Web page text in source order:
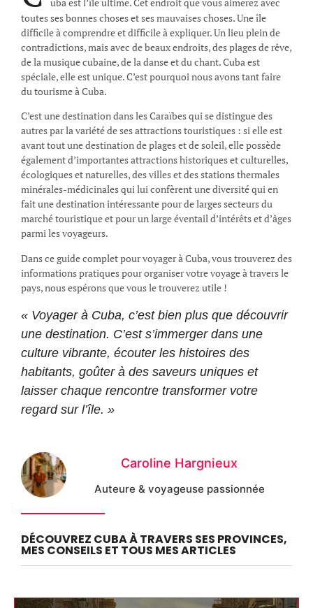
toutes ses bonnes choses et ses mauvaises choses. Une île
difficile à comprendre et difficile à expliquer. Un lieu plein de
contradictions, mais avec de beaux endroits, des plages de rêve,
de la musique cubaine, de la danse et du chant. Cuba est
spéciale, elle est unique. C’est pourquoi nous avons tant faire
du tourisme à Cuba.
C’est une destination dans les Caraïbes qui se distingue des
autres par la variété de ses attractions touristiques : si elle est
avant tout une destination de plages et de soleil, elle possède
également d’importantes attractions historiques et culturelles,
écologiques et naturelles, des villes et des stations thermales
minérales-médicinales qui lui confèrent une diversité qui en
fait une destination intéressante pour de larges secteurs du
marché touristique et pour un large éventail d’intérêts et d’âges
parmi les voyageurs.
Dans ce guide complet pour voyager à Cuba, vous trouverez des
informations pratiques pour organiser votre voyage à travers le
pays, nous espérons que vous le trouverez utile !
« Voyager à Cuba, c’est bien plus que découvrir
une destination. C’est s’immerger dans une
culture vibrante, écouter les histoires des
habitants, goûter à des saveurs uniques et
laisser chaque rencontre transformer votre
regard sur l’île. »
Caroline Hargnieux
Auteure & voyageuse passionnée
DÉCOUVREZ CUBA À TRAVERS SES PROVINCES,
MES CONSEILS ET TOUS MES ARTICLES